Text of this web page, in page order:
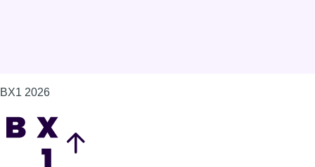
BX1 2026